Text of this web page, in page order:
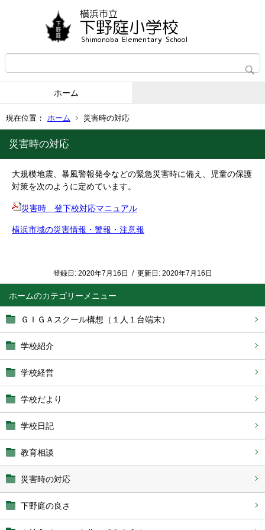
ホーム
現在位置： ホーム 災害時の対応
ホーム
ＧＩＧＡスクール構想（１人１台端末）
学校紹介
学校経営
学校だより
学校日記
教育相談
災害時の対応
下野庭の良さ
災害時の対応
大規模地震、暴風警報発令などの緊急災害時に備え、児童の保護
対策を次のように定めています。
災害時 登下校対応マニュアル
横浜市域の災害情報・警報・注意報
登録日: 2020年7月16日 / 更新日: 2020年7月16日